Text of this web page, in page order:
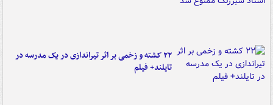
۲۲ کشته و زخمی بر اثر تیراندازی در یک مدرسه در
تایلند+ فیلم